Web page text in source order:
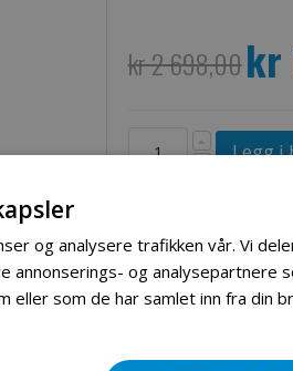
kr 2 698,00kr
Legg i
og analysere trafikken vår. Vi
annonserings- og analysepartnere
eller som de har samlet inn fra din